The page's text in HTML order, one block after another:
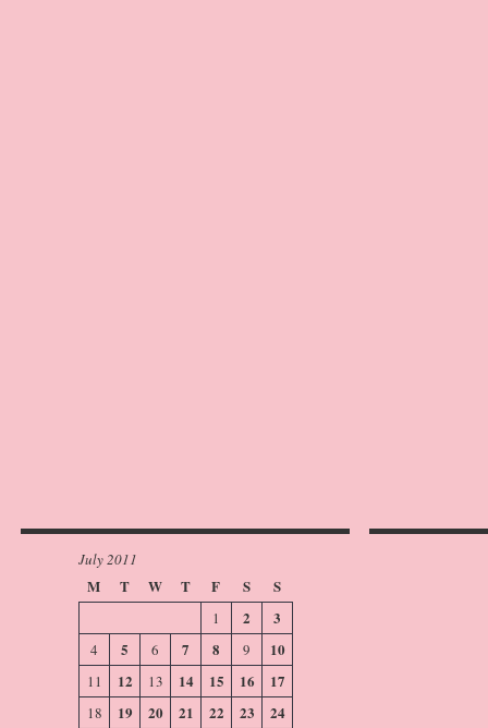
July 2011
M T W T F S S
1 2 3
4 5 6 7 8 9 10
11 12 13 14 15 16 17
18 19 20 21 22 23
24